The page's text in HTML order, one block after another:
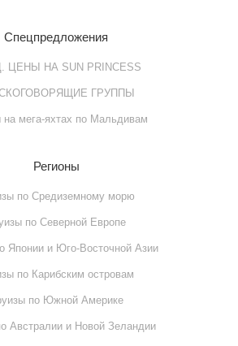
Спецпредложения
ЦЕНЫ НА SUN PRINCESS
ГРУППЫ
на мега-яхтах по Мальдивам
Регионы
по Cредиземному морю
по Cеверной Европе
Японии и Юго-Восточной Азии
по Карибским островам
по Южной Америке
Австралии и Новой Зеландии